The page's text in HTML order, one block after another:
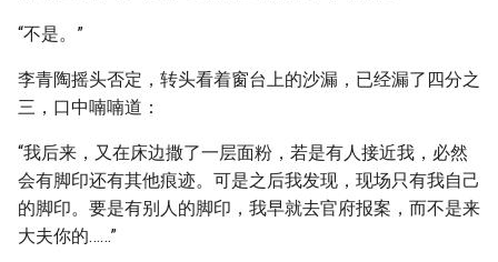
“不是。”
李青陶摇头否定，转头看着窗台上的沙漏，已经漏了四分之
三，口中喃喃道：
“我后来，又在床边撒了一层面粉，若是有人接近我，必然
会有脚印还有其他痕迹。可是之后我发现，现场只有我自己
的脚印。要是有别人的脚印，我早就去官府报案，而不是来
大夫你的……”